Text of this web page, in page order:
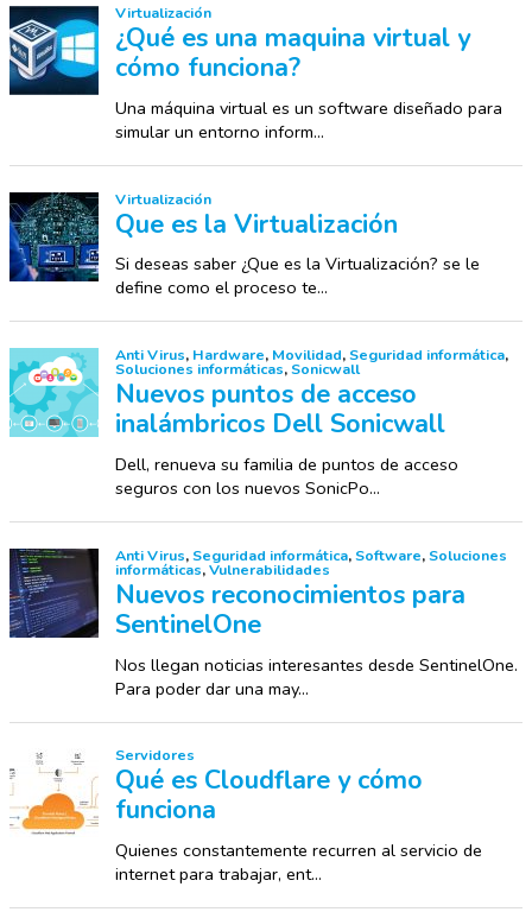
Virtualización
¿Qué es una maquina virtual y
cómo funciona?
Una máquina virtual es un software diseñado para
simular un entorno inform...
Virtualización
Que es la Virtualización
Si deseas saber ¿Que es la Virtualización? se le
define como el proceso te...
Anti Virus, Hardware, Movilidad,Seguridad informática,
Soluciones informáticas,Sonicwall
Nuevos puntos de acceso
inalámbricos Dell Sonicwall
Dell, renueva su familia de puntos de acceso
seguros con los nuevos SonicPo...
Anti Virus,Seguridad informática,Software,Soluciones
informáticas,Vulnerabilidades
Nuevos reconocimientos para
SentinelOne
Nos llegan noticias interesantes desde SentinelOne.
Para poder dar una may...
Servidores
Qué es Cloudflare y cómo
funciona
Quienes constantemente recurren al servicio de
internet para trabajar, ent...